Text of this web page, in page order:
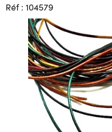
Réf : 104579